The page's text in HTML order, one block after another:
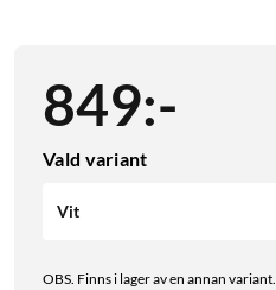
849:-
Vald variant
Vit
OBS. Finns i lager av en annan variant.